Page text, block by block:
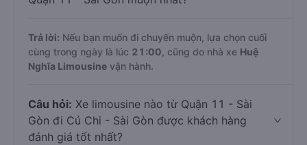
Trả lời: Nếu bạn muốn đi chuyến muộn, lựa chọn cuối
cùng trong ngày là lúc 21:00 , cũng do nhà xe Huệ
Nghĩa Limousine vận hành.
Câu hỏi: Xe limousine nào từ Quận 11 - Sài
Gòn đi Củ Chi - Sài Gòn được khách hàng
đánh giá tốt nhất?